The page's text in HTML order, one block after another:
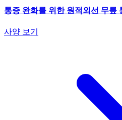
통증 완화를 위한 원적외선 무릎
사양 보기